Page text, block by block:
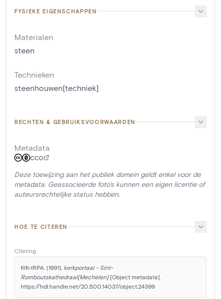
FYSIEKE EIGENSCHAPPEN
Materialen
steen
Technieken
steenhouwen[techniek]
RECHTEN & GEBRUIKSVOORWAARDEN
Metadata
CC0
Deze toewijzing aan het publiek domein geldt enkel voor de
metadata. Geassocieerde foto's kunnen een eigen licentie of
auteursrechtelijke status hebben.
HOE TE CITEREN
Citering
KIK-IRPA. (1991). kerkportaal - Sint-
Romboutskathedraal[Mechelen] [Object metadata].
https://hdl.handle.net/20.500.14037/object.24399